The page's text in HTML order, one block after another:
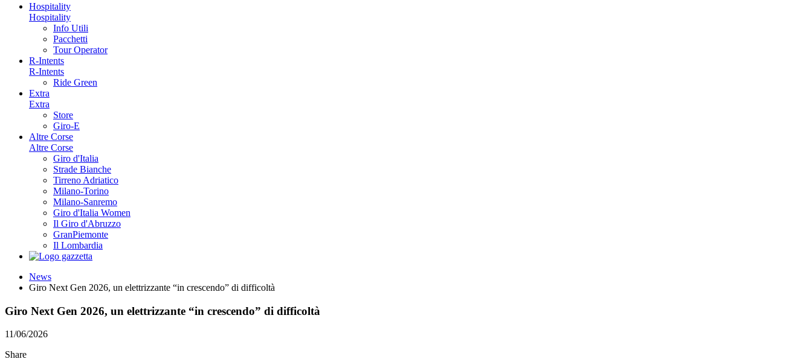
Hospitality
Hospitality
Info Utili
Pacchetti
Tour Operator
R-Intents
R-Intents
Ride Green
Extra
Extra
Store
Giro-E
Altre Corse
Altre Corse
Giro d'Italia
Strade Bianche
Tirreno Adriatico
Milano-Torino
Milano-Sanremo
Giro d'Italia Women
Il Giro d'Abruzzo
GranPiemonte
Il Lombardia
News
Giro Next Gen 2026, un elettrizzante “in crescendo” di difficoltà
Giro Next Gen 2026, un elettrizzante “in crescendo” di difficoltà
11/06/2026
Share